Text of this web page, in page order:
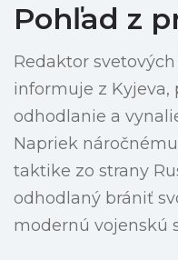
Pohľad z
Redaktor
informuje z Kyjeva,
odhodlanie a
Napriek
taktike zo strany
odhodlaný brániť
modernú vojenskú